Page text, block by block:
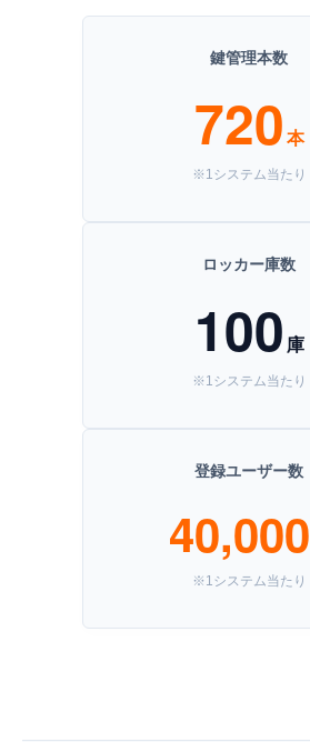
鍵管理本数
720本
※1システム当たり
ロッカー庫数
100 庫
※1システム当たり
登録ユーザー数
40,000
※1システム当たり